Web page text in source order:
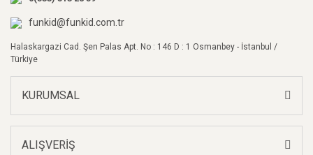
Bu ürüne benzer farklı alternatifler olmalı.
funkid@funkid.com.tr
Halaskargazi Cad. Şen Palas Apt. No : 146 D : 1 Osmanbey - İstanbul /
Türkiye
KURUMSAL
ALIŞVERİŞ